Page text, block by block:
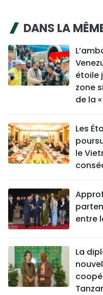
DANS LA
étoile
zone
de la
Les
le
entre
La